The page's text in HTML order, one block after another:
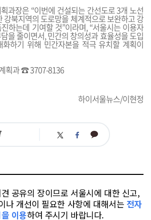
과장은 “이번에 건설되는 간선도로 3개 노선
강북지역의 도로망을 체계적으로 보완하고 강
하는데 기여할 것”이라며, “서울시는 이용자
을 줄이면서, 민간의 창의성과 효율성을 도입
하기 위해 민간자본을 적극 유치할 계획이
획과 ☎ 3707-8136
하이서울뉴스/이현정
트 페 카
공유의 장이므로 서울시에 대한 신고,
나 개선이 필요한 사항에 대해서는 전자
이용하여 주시기 바랍니다.